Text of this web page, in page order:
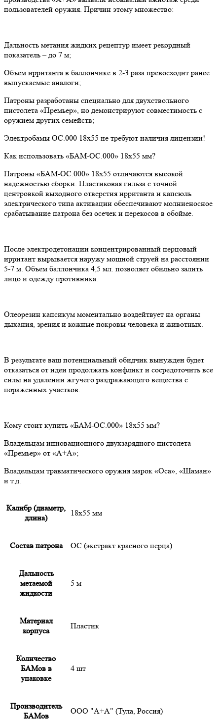
пользователей оружия. Причин этому множество:
Дальность метания жидких рецептур имеет рекордный
показатель – до 7 м;
Объем ирританта в баллончике в 2-3 раза превосходит ранее
выпускаемые аналоги;
Патроны разработаны специально для двухствольного
пистолета «Премьер», но демонстрируют совместимость с
оружием других семейств;
Электробамы ОС.000 18х55 не требуют наличия лицензии!
Как использовать «БАМ-ОС.000» 18х55 мм?
Патроны «БАМ-ОС.000» 18х55 отличаются высокой
надежностью сборки. Пластиковая гильза с точной
центровкой выходного отверстия ирританта и капсюль
электрического типа активации обеспечивают молниеносное
срабатывание патрона без осечек и перекосов в обойме.
После электродетонации концентрированный перцовый
ирритант вырывается наружу мощной струей на расстоянии
5-7 м. Объем баллончика 4,5 мл. позволяет обильно залить
лицо и одежду противника.
Олеорезин капсикум моментально воздейтвует на органы
дыхания, зрения и кожные покровы человека и животных.
В результате ваш потенциальный обидчик вынужден будет
отказаться от идеи продолжать конфликт и сосредоточить все
силы на удалении жгучего раздражающего вещества с
пораженных участков.
Кому стоит купить «БАМ-ОС.000» 18х55 мм?
Владельцам инновационного двухзарядного пистолета
«Премьер» от «А+А»;
Владельцам травматического оружия марок «Оса», «Шаман»
и т.д.
Калибр (диаметр,
длина)
18х55 мм
Состав патрона OC (экстракт красного перца)
Дальность
метаемой
жидкости
5 м
Материал
корпуса
Пластик
Количество
БАМов в
упаковке
4 шт
Производитель
БАМов
ООО "А+А" (Тула, Россия)